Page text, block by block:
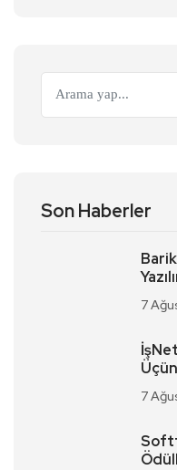
Son Haberler
7
7